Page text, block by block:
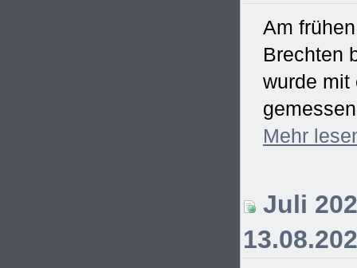
Am
Brechten
wurde mit
Mehr
Juli